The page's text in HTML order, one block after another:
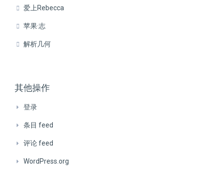
爱上Rebecca
苹果·志
解析几何
其他操作
登录
条目 feed
评论 feed
WordPress.org